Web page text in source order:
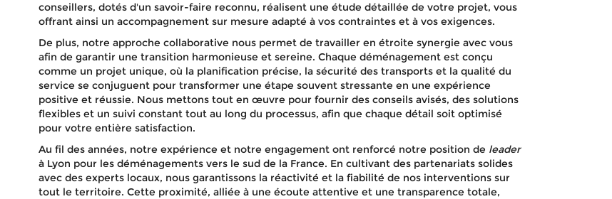
conseillers, dotés d'un savoir-faire reconnu, réalisent une étude détaillée de votre projet, vous
offrant ainsi un accompagnement sur mesure adapté à vos contraintes et à vos exigences.
De plus, notre approche collaborative nous permet de travailler en étroite synergie avec vous
afin de garantir une transition harmonieuse et sereine. Chaque déménagement est conçu
comme un projet unique, où la planification précise, la sécurité des transports et la qualité du
service se conjuguent pour transformer une étape souvent stressante en une expérience
positive et réussie. Nous mettons tout en œuvre pour fournir des conseils avisés, des solutions
flexibles et un suivi constant tout au long du processus, afin que chaque détail soit optimisé
pour votre entière satisfaction.
Au fil des années, notre expérience et notre engagement ont renforcé notre position de leader
à Lyon pour les déménagements vers le sud de la France. En cultivant des partenariats solides
avec des experts locaux, nous garantissons la réactivité et la fiabilité de nos interventions sur
tout le territoire. Cette proximité, alliée à une écoute attentive et une transparence totale,